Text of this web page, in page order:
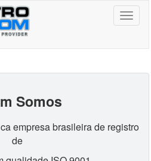
Toggle
Somos
empresa brasileira de registro
de